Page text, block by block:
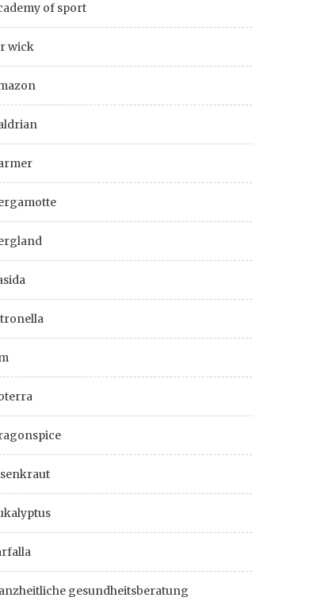
of sport
wick
gesundheitsberatung